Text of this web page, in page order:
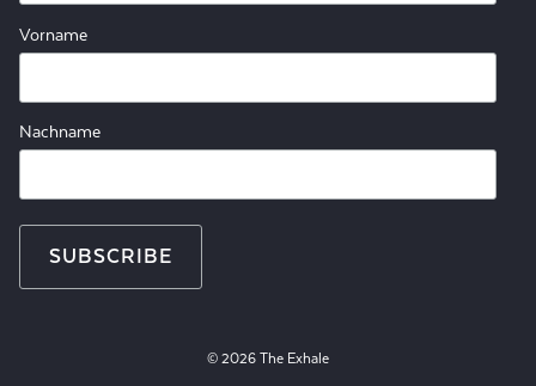
Vorname
Nachname
© 2026 The Exhale